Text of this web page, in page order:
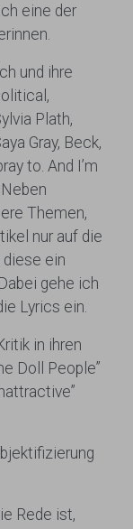
eine der
und ihre
Plath,
Gray, Beck,
to. And I’m
Themen,
nur auf die
ein
gehe ich
Lyrics ein.
in ihren
Doll People”
Rede ist,